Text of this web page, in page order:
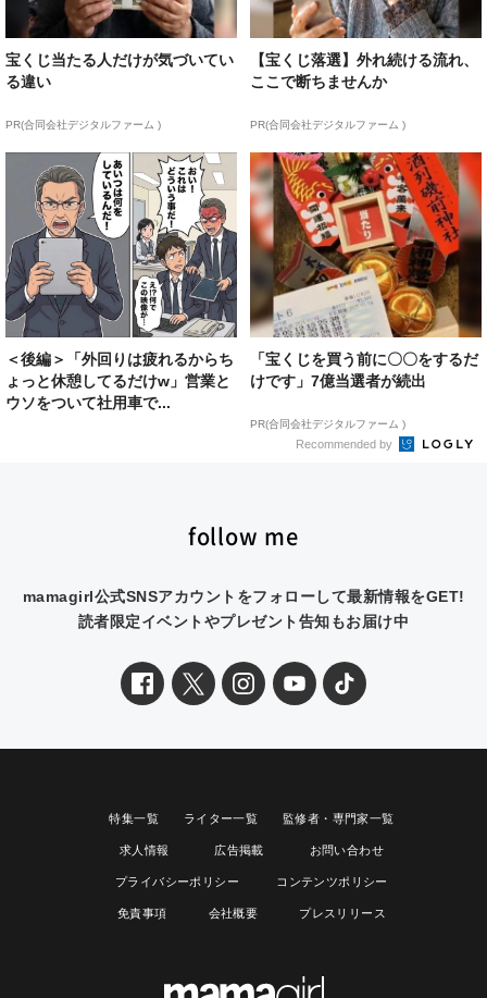
宝くじ当たる人だけが気づいてい
る違い
PR(合同会社デジタルファーム )
【宝くじ落選】外れ続ける流れ、
ここで断ちませんか
PR(合同会社デジタルファーム )
＜後編＞「外回りは疲れるからち
ょっと休憩してるだけw」営業と
ウソをついて社用車で...
「宝くじを買う前に〇〇をするだ
けです」7億当選者が続出
PR(合同会社デジタルファーム )
Recommended by
follow me
mamagirl公式SNSアカウントをフォローして最新情報をGET!
読者限定イベントやプレゼント告知もお届け中
特集一覧 ライター一覧 監修者・専門家一覧
求人情報 広告掲載 お問い合わせ
プライバシーポリシー コンテンツポリシー
免責事項 会社概要 プレスリリース